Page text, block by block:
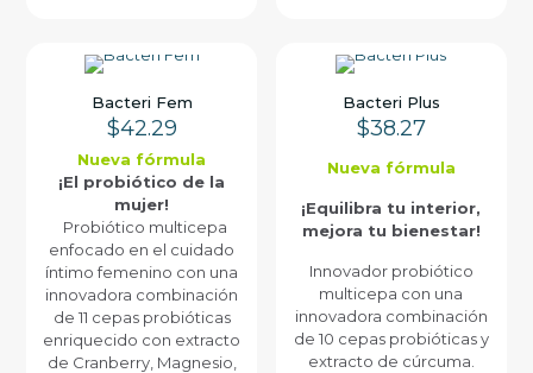
Bacteri Fem
$42.29
Nueva fórmula
¡El probiótico de la
mujer!
Probiótico multicepa
enfocado en el cuidado
íntimo femenino con una
innovadora combinación
de 11 cepas probióticas
enriquecido con extracto
de Cranberry, Magnesio,
Bacteri Plus
$38.27
Nueva fórmula
¡Equilibra tu interior,
mejora tu bienestar!
Innovador probiótico
multicepa con una
innovadora combinación
de 10 cepas probióticas y
extracto de cúrcuma.